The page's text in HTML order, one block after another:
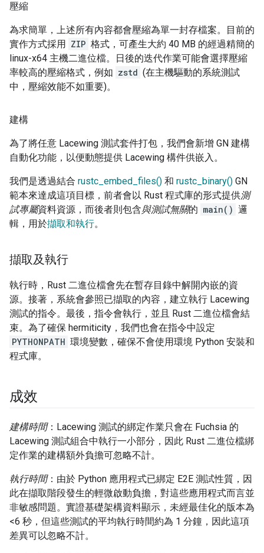
壓縮
為求簡單，上述所有內容都會壓縮為單一封存檔案。目前的
實作方式採用 ZIP 格式，可產生大約 40 MB 的經過精簡的
linux-x64 主機二進位檔。日後的迭代作業可能會選擇壓縮
率較高的壓縮格式，例如 zstd (在主機驅動的系統測試
中，壓縮效能不如重要)。
建構
為了將任意 Lacewing 測試套件打包，我們會新增 GN 建構
自動化功能，以便動態提供 Lacewing 構件供嵌入。
我們是透過結合 rustc_embed_files() 和 rustc_binary() GN
範本來達成這項目標，前者會以 Rust 程式庫的形式提供測
試專屬資料資源，而後者則包含與測試無關的 main() 邏
輯，用於擷取和執行。
擷取及執行
執行時，Rust 二進位檔會先在暫存目錄中解開內嵌的資
源。接著，系統會參照已擷取的內容，建立執行 Lacewing
測試的指令。最後，指令會執行，並且 Rust 二進位檔會結
束。為了確保 hermiticity，我們也會在指令中設定
PYTHONPATH 環境變數，確保不會使用環境 Python 安裝和
程式庫。
成效
建構時間：Lacewing 測試的綁定作業只會在 Fuchsia 的
Lacewing 測試組合中執行一小部分，因此 Rust 二進位檔綁
定作業的建構額外負擔可忽略不計。
執行時間：由於 Python 應用程式已綁定 E2E 測試性質，因
此在擷取階段發生的輕微啟動負擔，對這些應用程式而言並
非敏感問題。實證基礎架構資料顯示，未經最佳化的版本為
<6 秒，但這些測試的平均執行時間約為 1 分鐘，因此這項
差異可以忽略不計。